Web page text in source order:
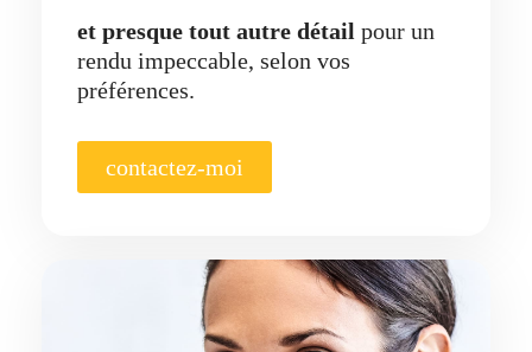
et presque tout autre détail pour un
rendu impeccable, selon vos
préférences.
contactez-moi